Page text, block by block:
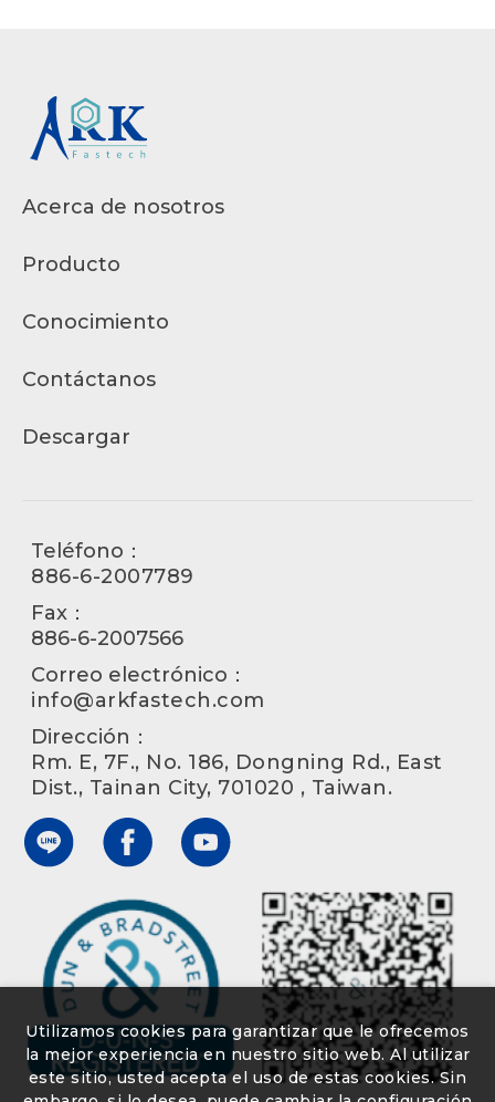
Acerca de nosotros
Producto
Conocimiento
Contáctanos
Descargar
Teléfono：
886-6-2007789
Fax：
886-6-2007566
Correo electrónico：
info@arkfastech.com
Dirección：
Rm. E, 7F., No. 186, Dongning Rd., East
Dist., Tainan City, 701020 , Taiwan.
Utilizamos cookies para garantizar que le ofrecemos
la mejor experiencia en nuestro sitio web. Al utilizar
este sitio, usted acepta el uso de estas cookies. Sin